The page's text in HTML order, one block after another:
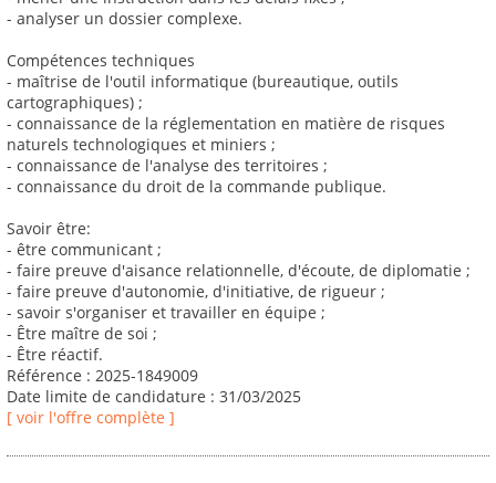
- analyser un dossier complexe.
Compétences techniques
- maîtrise de l'outil informatique (bureautique, outils
cartographiques) ;
- connaissance de la réglementation en matière de risques
naturels technologiques et miniers ;
- connaissance de l'analyse des territoires ;
- connaissance du droit de la commande publique.
Savoir être:
- être communicant ;
- faire preuve d'aisance relationnelle, d'écoute, de diplomatie ;
- faire preuve d'autonomie, d'initiative, de rigueur ;
- savoir s'organiser et travailler en équipe ;
- Être maître de soi ;
- Être réactif.
Référence : 2025-1849009
Date limite de candidature : 31/03/2025
[ voir l'offre complète ]